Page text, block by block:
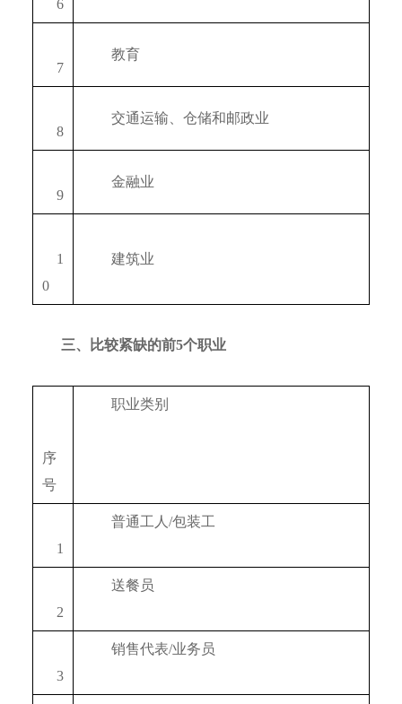
6
7
教育
8
交通运输、仓储和邮政业
9
金融业
1
0
建筑业
三、比较紧缺的前5个职业
序
号
职业类别
1
普通工人/包装工
2
送餐员
3
销售代表/业务员